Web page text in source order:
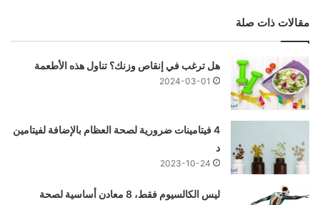
مقالات ذات صلة
هل ترغب في إنقاص وزنك؟ تناول هذه الأطعمة
2024-03-01
4 فيتامينات ضرورية لصحة العظام بالإضافة لفيتامين
د
2023-10-24
ليس الكالسيوم فقط، 8 معادن أساسية لصحة